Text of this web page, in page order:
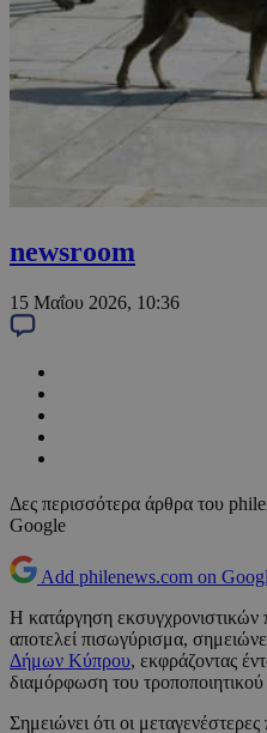
newsroom
15 Μαΐου 2026, 10:36
Δες περισσότερα άρθρα του
Google
Add philenews.com on
Η κατάργηση εκσυγχρονιστικών
αποτελεί πισωγύρισμα,
Δήμων Κύπρου, εκφράζοντας
διαμόρφωση του
Σημειώνει ότι οι